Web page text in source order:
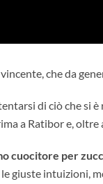
che da
di ciò che si
a Ratibor e, oltre
cuocitore per
le giuste